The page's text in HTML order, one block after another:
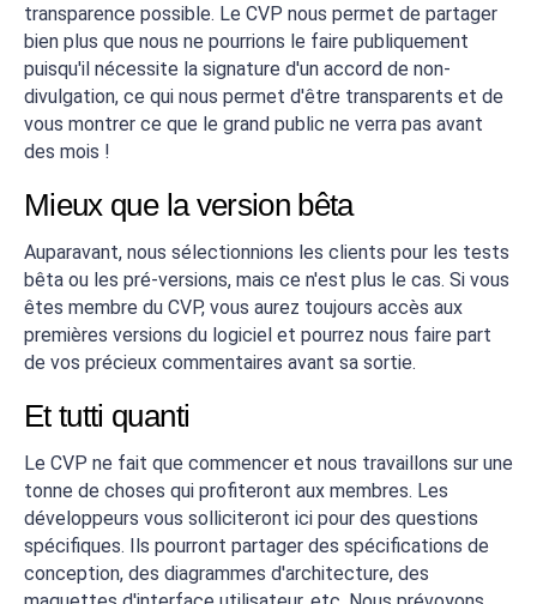
transparence possible. Le CVP nous permet de partager
bien plus que nous ne pourrions le faire publiquement
puisqu'il nécessite la signature d'un accord de non-
divulgation, ce qui nous permet d'être transparents et de
vous montrer ce que le grand public ne verra pas avant
des mois !
Mieux que la version bêta
Auparavant, nous sélectionnions les clients pour les tests
bêta ou les pré-versions, mais ce n'est plus le cas. Si vous
êtes membre du CVP, vous aurez toujours accès aux
premières versions du logiciel et pourrez nous faire part
de vos précieux commentaires avant sa sortie.
Et tutti quanti
Le CVP ne fait que commencer et nous travaillons sur une
tonne de choses qui profiteront aux membres. Les
développeurs vous solliciteront ici pour des questions
spécifiques. Ils pourront partager des spécifications de
conception, des diagrammes d'architecture, des